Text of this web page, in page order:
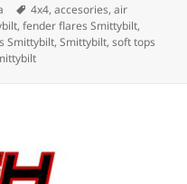
Tagi
4x4,accesories,air
,fender flares Smittybilt,
Smittybilt,Smittybilt,soft tops